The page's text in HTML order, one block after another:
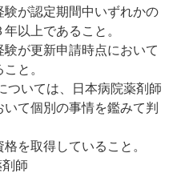
験が認定期間中いずれかの
以上であること。
験が更新申請時点において
と。
ついては、日本病院薬剤師
て個別の事情を鑑みて判
を取得していること。
師